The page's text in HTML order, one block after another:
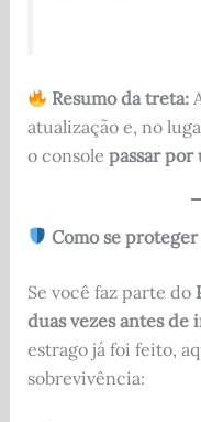
Resumo da treta:
atualização e, no
o console passar por
Como se proteger
Se você faz parte do
duas vezes antes de
estrago já foi feito,
sobrevivência: